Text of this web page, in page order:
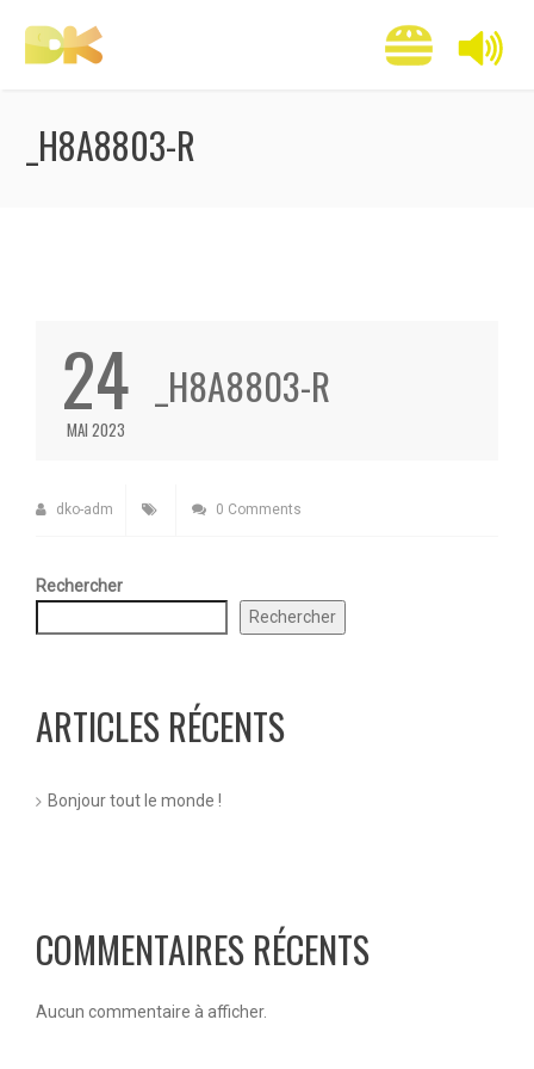
_H8A8803-R
24
MAI 2023
_H8A8803-R
dko-adm 0 Comments
Rechercher
Rechercher
ARTICLES RÉCENTS
Bonjour tout le monde !
COMMENTAIRES RÉCENTS
Aucun commentaire à afficher.